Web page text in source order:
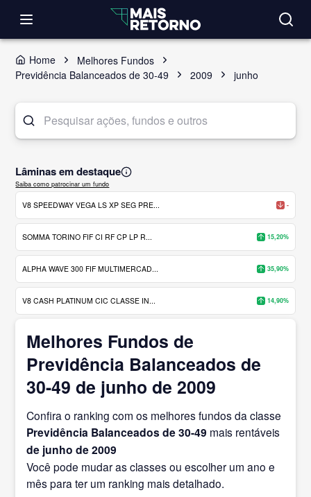
Home
Melhores Fundos
Previdência Balanceados de 30-49
2009 junho
Lâminas em destaque
Saiba como patrocinar um fundo
V8 SPEEDWAY VEGA LS XP SEG PRE... -
SOMMA TORINO FIF CI RF CP LP R... 15,20%
ALPHA WAVE 300 FIF MULTIMERCAD... 35,90%
V8 CASH PLATINUM CIC CLASSE IN... 14,90%
Melhores Fundos de
Previdência Balanceados de
30-49 de junho de 2009
Confira o ranking com os melhores fundos da classe
Previdência Balanceados de 30-49 mais rentáveis
de junho de 2009
Você pode mudar as classes ou escolher um ano e
mês para ter um ranking mais detalhado.